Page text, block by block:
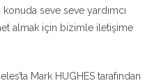
seve seve yardımcı
almak için bizimle iletişime
Mark HUGHES tarafından